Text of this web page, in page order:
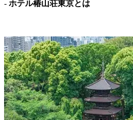
- ホテル椿山荘東京とは